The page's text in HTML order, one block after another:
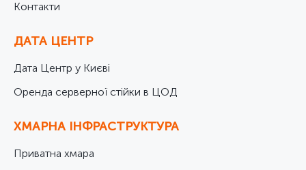
Контакти
ДАТА ЦЕНТР
Дата Центр у Києві
Оренда серверної стійки в ЦОД
ХМАРНА ІНФРАСТРУКТУРА
Приватна хмара